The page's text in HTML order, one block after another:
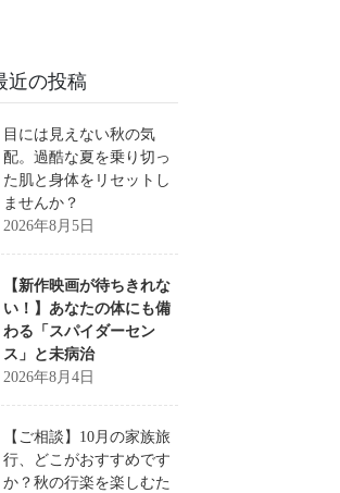
近の投稿
目には見えない秋の気
配。過酷な夏を乗り切っ
た肌と身体をリセットし
ませんか？
2026年8月5日
【新作映画が待ちきれな
い！】あなたの体にも備
わる「スパイダーセン
ス」と未病治
2026年8月4日
【ご相談】10月の家族旅
行、どこがおすすめです
か？秋の行楽を楽しむた